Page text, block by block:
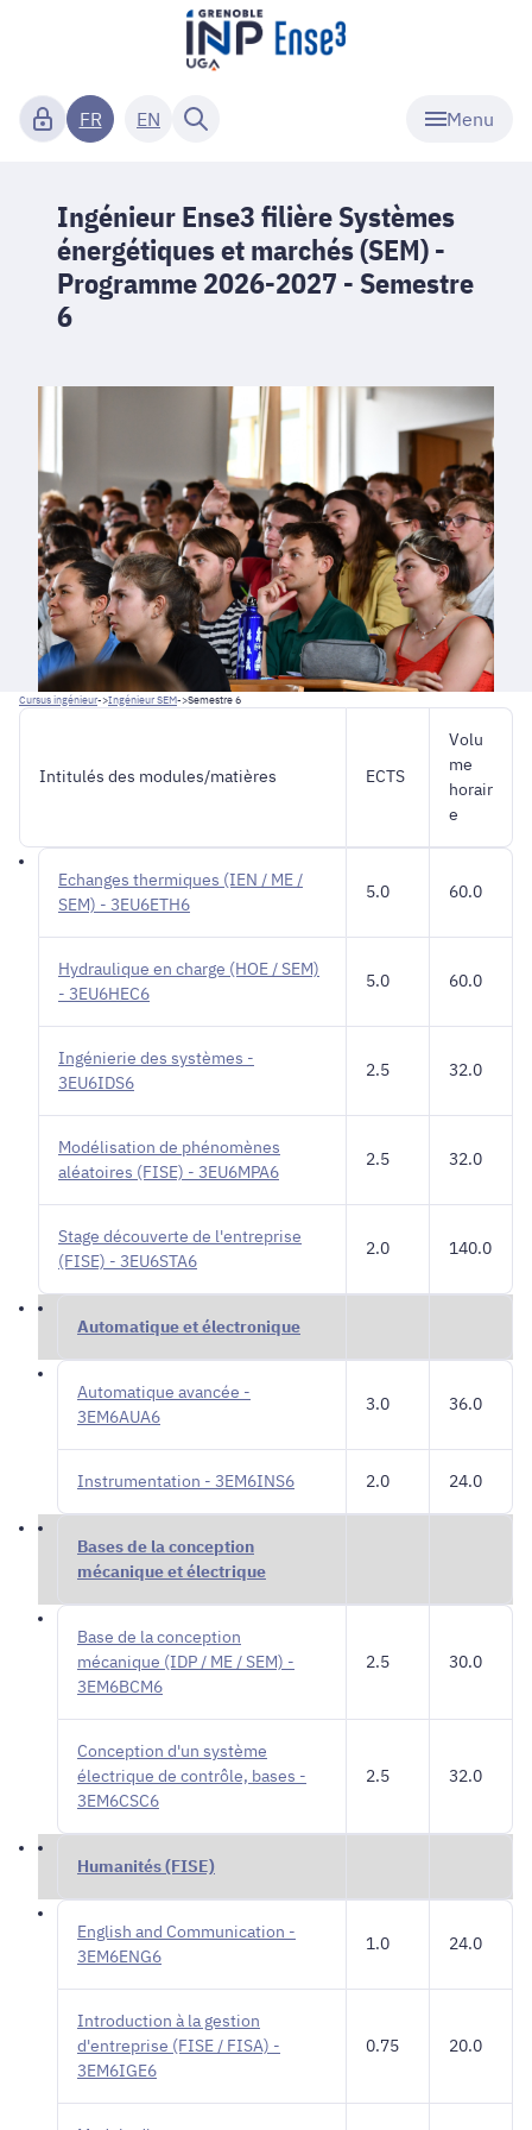
Menu
FR EN
Ingénieur Ense3 filière Systèmes
énergétiques et marchés (SEM) -
Programme 2026-2027 - Semestre
6
Cursus ingénieur->Ingénieur SEM->Semestre 6
Intitulés des modules/matières ECTS
Volu
me
horair
e
Echanges thermiques (IEN / ME /
SEM) - 3EU6ETH6
5.0 60.0
Hydraulique en charge (HOE / SEM)
- 3EU6HEC6
5.0 60.0
Ingénierie des systèmes -
3EU6IDS6
2.5 32.0
Modélisation de phénomènes
aléatoires (FISE) - 3EU6MPA6
2.5 32.0
Stage découverte de l'entreprise
(FISE) - 3EU6STA6
2.0 140.0
Automatique et électronique
Automatique avancée -
3EM6AUA6
3.0 36.0
Instrumentation - 3EM6INS6 2.0 24.0
Bases de la conception
mécanique et électrique
Base de la conception
mécanique (IDP / ME / SEM) -
3EM6BCM6
2.5 30.0
Conception d'un système
électrique de contrôle, bases -
3EM6CSC6
2.5 32.0
Humanités (FISE)
English and Communication -
3EM6ENG6
1.0 24.0
Introduction à la gestion
d'entreprise (FISE / FISA) -
3EM6IGE6
0.75 20.0